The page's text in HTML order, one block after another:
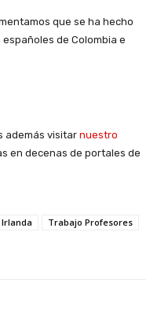
que se ha hecho
de Colombia e
además visitar nuestro
en decenas de portales de
Trabajo Profesores